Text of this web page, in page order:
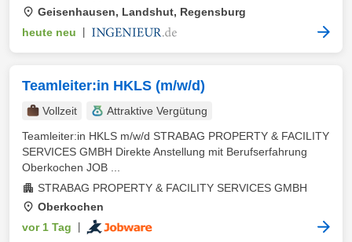
Geisenhausen, Landshut, Regensburg
heute neu
Teamleiter:in HKLS (m/w/d)
Vollzeit
Attraktive Vergütung
Teamleiter:in HKLS m/w/d STRABAG PROPERTY & FACILITY
SERVICES GMBH Direkte Anstellung mit Berufserfahrung
Oberkochen JOB ...
STRABAG PROPERTY & FACILITY SERVICES GMBH
Oberkochen
vor 1 Tag